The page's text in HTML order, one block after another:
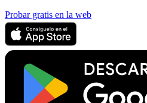
Probar gratis en la web